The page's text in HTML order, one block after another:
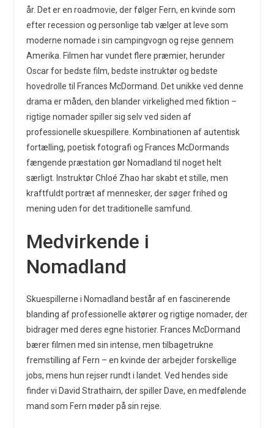
år. Det er en roadmovie, der følger Fern, en kvinde som
efter recession og personlige tab vælger at leve som
moderne nomade i sin campingvogn og rejse gennem
Amerika. Filmen har vundet flere præmier, herunder
Oscar for bedste film, bedste instruktør og bedste
hovedrolle til Frances McDormand. Det unikke ved denne
drama er måden, den blander virkelighed med fiktion –
rigtige nomader spiller sig selv ved siden af
professionelle skuespillere. Kombinationen af autentisk
fortælling, poetisk fotografi og Frances McDormands
fængende præstation gør Nomadland til noget helt
særligt. Instruktør Chloé Zhao har skabt et stille, men
kraftfuldt portræt af mennesker, der søger frihed og
mening uden for det traditionelle samfund.
Medvirkende i
Nomadland
Skuespillerne i Nomadland består af en fascinerende
blanding af professionelle aktører og rigtige nomader, der
bidrager med deres egne historier. Frances McDormand
bærer filmen med sin intense, men tilbagetrukne
fremstilling af Fern – en kvinde der arbejder forskellige
jobs, mens hun rejser rundt i landet. Ved hendes side
finder vi David Strathairn, der spiller Dave, en medfølende
mand som Fern møder på sin rejse.